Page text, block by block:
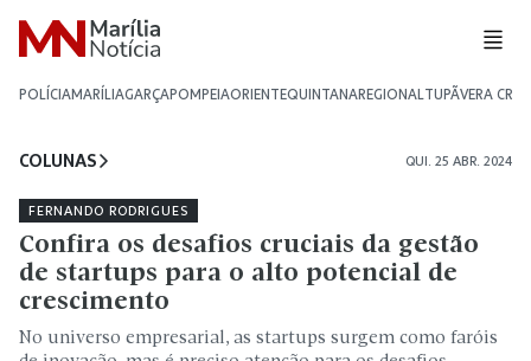
POLÍCIAMARÍLIAGARÇAPOMPEIAORIENTEQUINTANAREGIONALTUPÃVERA CRUZ
COLUNAS QUI. 25 ABR. 2024
FERNANDO RODRIGUES
Confira os desafios cruciais da gestão
de startups para o alto potencial de
crescimento
No universo empresarial, as startups surgem como faróis